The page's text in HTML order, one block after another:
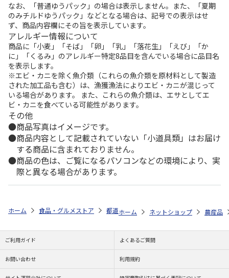
なお、「普通ゆうパック」の場合は表示しません。また、「夏期
のみチルドゆうパック」などとなる場合は、記号での表示はせ
ず、商品内容欄にその旨を表示しています。
アレルギー情報について
商品に「小麦」「そば」「卵」「乳」「落花生」「えび」「か
に」「くるみ」のアレルギー特定8品目を含んでいる場合に品目名
を表示します。
※エビ・カニを除く魚介類（これらの魚介類を原材料として製造
された加工品も含む）は、漁獲漁法によりエビ・カニが混じって
いる場合があります。 また、これらの魚介類は、エサとしてエ
ビ・カニを食べている可能性があります。
その他
商品写真はイメージです。
商品内容として記載されていない「小道具類」はお届け
する商品に含まれておりません。
商品の色は、ご覧になるパソコンなどの環境により、実
際と異なる場合があります。
ホーム 食品・グルメストア 都道府県から探す 愛知県 渥美マス
ホーム ネットショップ 農産品
ご利用ガイド よくあるご質問
お問い合わせ 利用規約